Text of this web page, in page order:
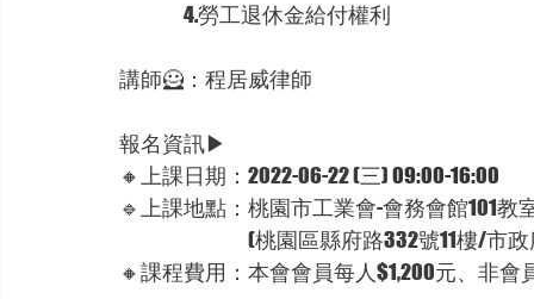
4.勞工退休金給付權利
講師🦸：程居威律師
報名資訊▶
🔸 上課日期：2022-06-22 (三) 09:00-16:00
🔹上課地點：桃園市工業會-會務會館101教
(桃園區縣府路332號11樓/市政府
🔸課程費用：本會會員每人$1,200元、非